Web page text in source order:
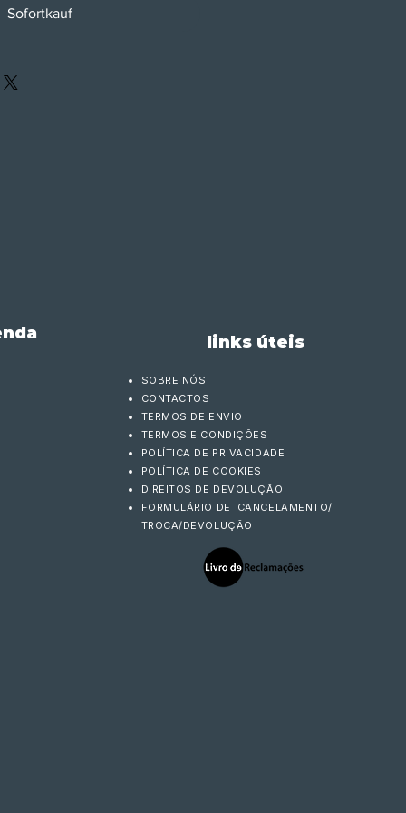
Sofortkauf
links úteis
SOBRE NÓS
CONTACTOS
TERMOS DE ENVIO
TERMOS E CONDIÇÕES
POLÍTICA DE PRIVACIDADE
POLÍTICA DE COOKIES
DIREITOS DE DEVOLUÇÃO
FORMULÁRIO DE CANCELAMENTO/
TROCA/DEVOLUÇÃO